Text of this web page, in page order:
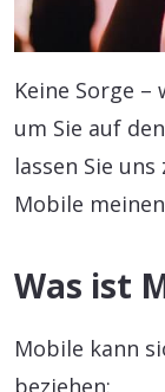
Keine Sorge
um Sie auf
lassen Sie
Mobile
Was ist
Mobile kann
beziehen: